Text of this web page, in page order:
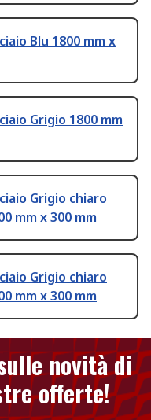
Blu 1800 mm x
Grigio 1800 mm
Grigio chiaro
mm x 300 mm
Grigio chiaro
mm x 300 mm
novità di
offerte!